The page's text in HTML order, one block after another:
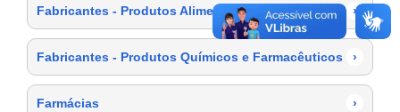
Fabricantes - Produtos Alimentícios ›
Fabricantes - Produtos Químicos e Farmacêuticos ›
Farmácias ›